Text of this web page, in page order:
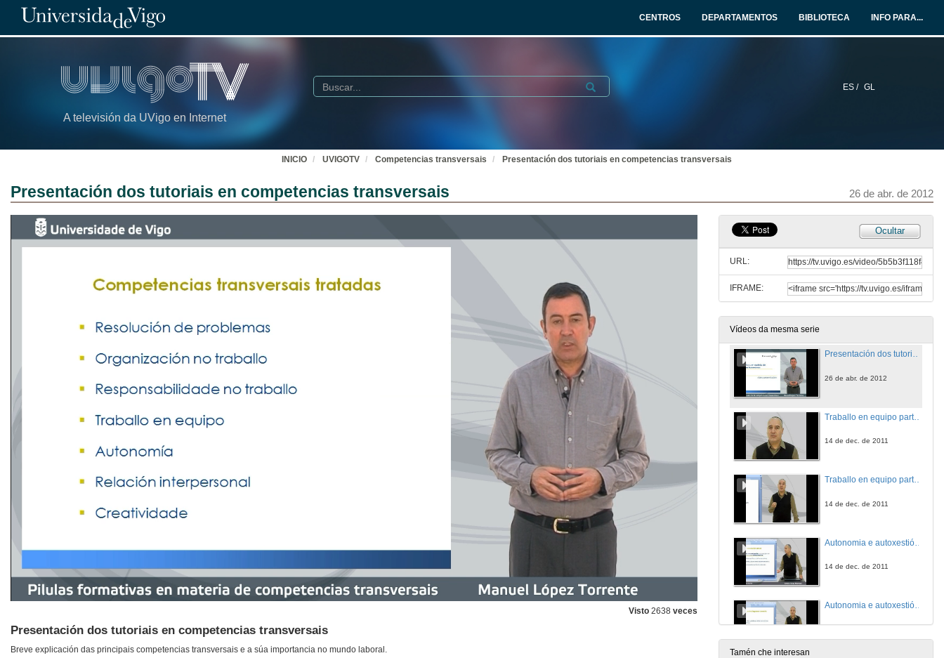
CENTROS DEPARTAMENTOS BIBLIOTECA INFO PARA...
A televisión da UVigo en Internet
ES / GL
Buscar Submit
INICIO UVIGOTV Competencias transversais Presentación dos tutoriais en competencias transversais
Presentación dos tutoriais en competencias transversais 26 de abr. de 2012
Visto 2638 veces
Presentación dos tutoriais en competencias transversais
Breve explicación das principais competencias transversais e a súa importancia no mundo laboral.
Ocultar
URL:
IFRAME:
Vídeos da mesma serie
Presentación dos tutoriais en competencias transversais
26 de abr. de 2012
14 de dec. de 2011
Traballo en equipo parte 2
14 de dec. de 2011
14 de dec. de 2011
Autonomia e autoxestión persoal parte 2
Tamén che interesan